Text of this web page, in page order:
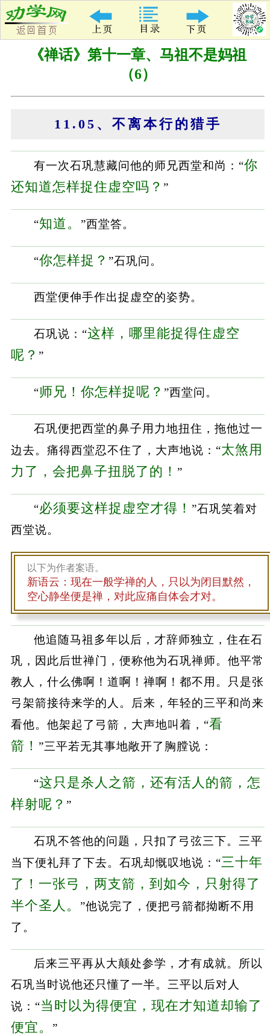
《禅话》第十一章、马祖不是妈祖
（6）
11.05、不离本行的猎手
有一次石巩慧藏问他的师兄西堂和尚：“你
还知道怎样捉住虚空吗？ ”
“知道。 ”西堂答。
“你怎样捉？ ”石巩问。
西堂便伸手作出捉虚空的姿势。
石巩说：“这样，哪里能捉得住虚空
呢？ ”
“师兄！你怎样捉呢？ ”西堂问。
石巩便把西堂的鼻子用力地扭住，拖他过一
边去。痛得西堂忍不住了，大声地说：“太煞用
力了，会把鼻子扭脱了的！ ”
“必须要这样捉虚空才得！ ”石巩笑着对
西堂说。
以下为作者案语。
新语云：现在一般学禅的人，只以为闭目默然，
空心静坐便是禅，对此应痛自体会才对。
他追随马祖多年以后，才辞师独立，住在石
巩，因此后世禅门，便称他为石巩禅师。他平常
教人，什么佛啊！道啊！禅啊！都不用。只是张
弓架箭接待来学的人。后来，年轻的三平和尚来
看他。他架起了弓箭，大声地叫着，“看
箭！ ”三平若无其事地敞开了胸膛说：
“这只是杀人之箭，还有活人的箭，怎
样射呢？ ”
石巩不答他的问题，只扣了弓弦三下。三平
当下便礼拜了下去。石巩却慨叹地说：“三十年
了！一张弓，两支箭，到如今，只射得了
半个圣人。 ”他说完了，便把弓箭都拗断不用
了。
后来三平再从大颠处参学，才有成就。所以
石巩当时说他还只懂了一半。三平以后对人
说：“当时以为得便宜，现在才知道却输了
便宜。 ”